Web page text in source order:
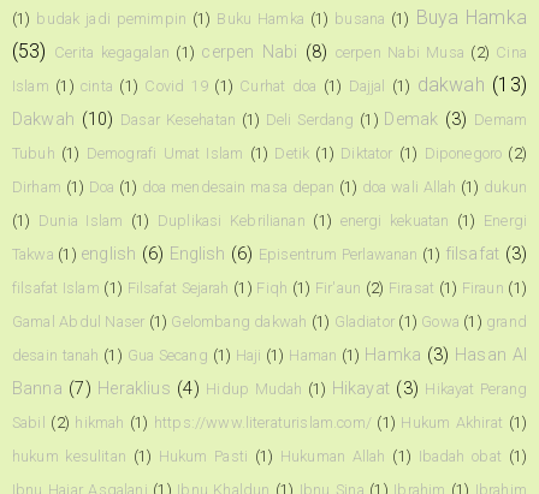
(1) budak jadi pemimpin (1) Buku Hamka (1) busana (1) Buya Hamka
(53) Cerita kegagalan (1) cerpen Nabi (8) cerpen Nabi Musa (2) Cina
Islam (1) cinta (1) Covid 19 (1) Curhat doa (1) Dajjal (1) dakwah (13)
Dakwah (10) Dasar Kesehatan (1) Deli Serdang (1) Demak (3) Demam
Tubuh (1) Demografi Umat Islam (1) Detik (1) Diktator (1) Diponegoro (2)
Dirham (1) Doa (1) doa mendesain masa depan (1) doa wali Allah (1) dukun
(1) Dunia Islam (1) Duplikasi Kebrilianan (1) energi kekuatan (1) Energi
Takwa (1) english (6) English (6) Episentrum Perlawanan (1) filsafat (3)
filsafat Islam (1) Filsafat Sejarah (1) Fiqh (1) Fir'aun (2) Firasat (1) Firaun (1)
Gamal Abdul Naser (1) Gelombang dakwah (1) Gladiator (1) Gowa (1) grand
desain tanah (1) Gua Secang (1) Haji (1) Haman (1) Hamka (3) Hasan Al
Banna (7) Heraklius (4) Hidup Mudah (1) Hikayat (3) Hikayat Perang
Sabil
(2) hikmah (1) https://www.literaturislam.com/ (1) Hukum Akhirat (1)
hukum kesulitan (1) Hukum Pasti (1) Hukuman Allah (1) Ibadah obat (1)
Ibnu Hajar Asqalani (1) Ibnu Khaldun (1) Ibnu Sina (1) Ibrahim (1) Ibrahim